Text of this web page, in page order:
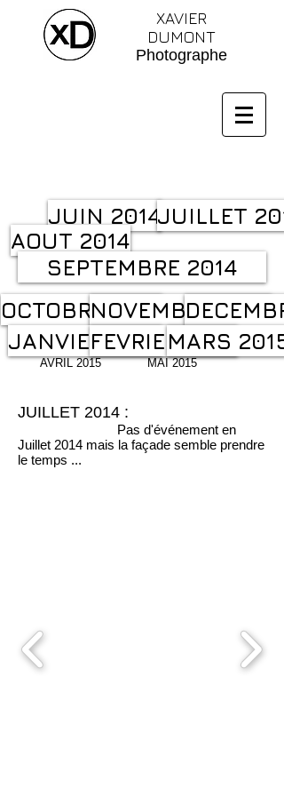
XAVIER
DUMONT
Photographe
JUIN 2014JUILLET
AOUT 2014
OCTOBRE 2014NOVEMBRE 2014
JANVIER 2015FEVRIER 2015
MARS 2015
AVRIL 2015 MAI 2015
JUILLET 2014 :
Pas d'événement en
Juillet 2014 mais la façade semble prendre
le temps ...
SEPTEMBRE 2014